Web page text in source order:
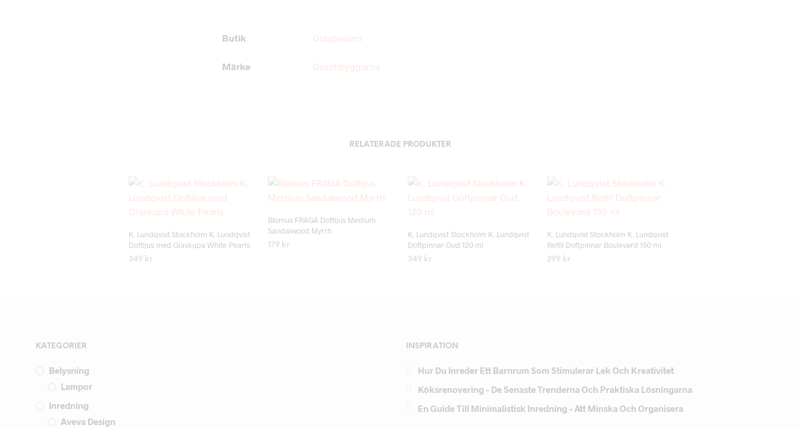
Butik Golvpoolen
Märke Duschbyggarna
RELATERADE PRODUKTER
Add to wishlist
K. Lundqvist Stockholm K. Lundqvist
Doftljus med Glaskupa White Pearls
349 kr
Add to wishlist
Blomus FRAGA Doftljus Medium
Sandalwood Myrrh
179 kr
K. Lundqvist Stockholm K. Lundqvist
Doftpinnar Oud 120 ml
349 kr
Add to wishlist
K. Lundqvist Stockholm K. Lundqvist
Refill Doftpinnar Boulevard 150 ml
299 kr
KATEGORIER
Belysning
Lampor
Inredning
Aveva Design
INSPIRATION
Hur Du Inreder Ett Barnrum Som Stimulerar Lek Och Kreativitet
Köksrenovering – De Senaste Trenderna Och Praktiska Lösningarna
En Guide Till Minimalistisk Inredning – Att Minska Och Organisera